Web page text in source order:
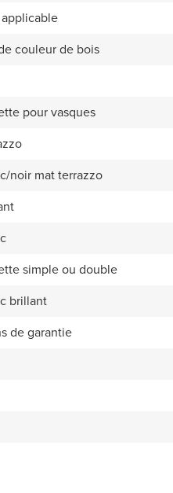
couleur de bois
pour vasques
noir mat terrazzo
simple ou double
brillant
de garantie